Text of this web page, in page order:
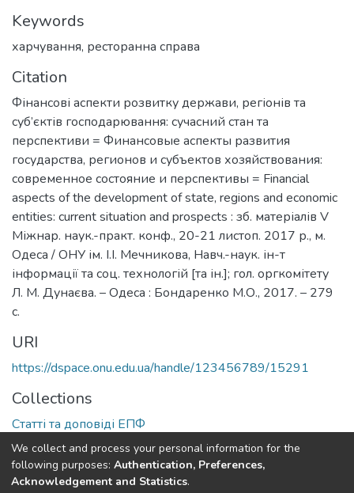
Keywords
харчування, ресторанна справа
Citation
Фінансові аспекти розвитку держави, регіонів та
суб’єктів господарювання: сучасний стан та
перспективи = Финансовые аспекты развития
государства, регионов и субъектов хозяйствования:
современное состояние и перспективы = Financial
aspects of the development of state, regions and economic
entities: current situation and prospects : зб. матеріалів V
Міжнар. наук.-практ. конф., 20-21 листоп. 2017 р., м.
Одеса / ОНУ ім. І.І. Мечникова, Навч.-наук. ін-т
інформації та соц. технологій [та ін.]; гол. оргкомітету
Л. М. Дунаєва. – Одеса : Бондаренко М.О., 2017. – 279
с.
URI
https://dspace.onu.edu.ua/handle/123456789/15291
Collections
Статті та доповіді ЕПФ
Full item page
We collect and process your personal information for the
following purposes: Authentication, Preferences,
Acknowledgement and Statistics.